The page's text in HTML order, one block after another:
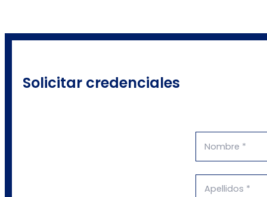
Solicitar credenciales